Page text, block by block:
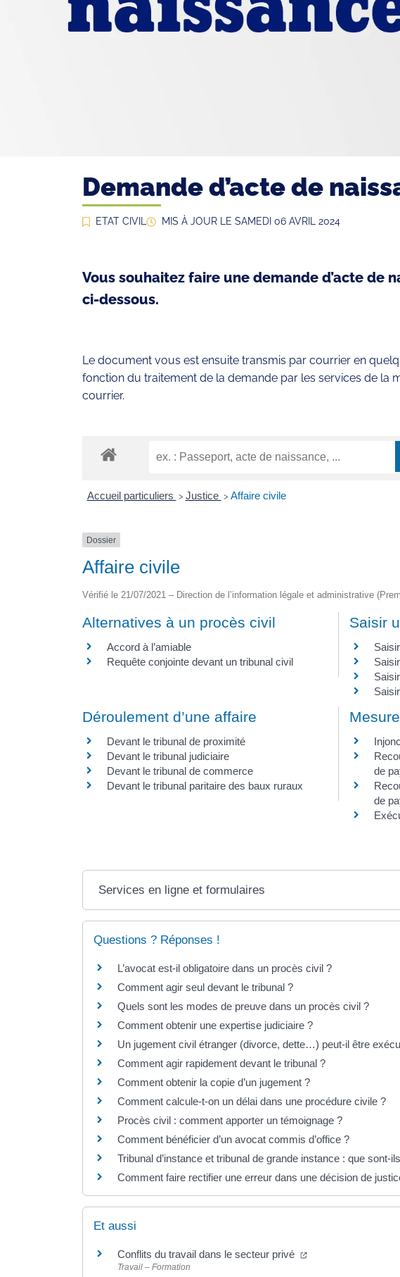
Demande d’acte de
ETAT CIVIL MIS À JOUR LE SAMEDI 06 AVRIL 2024
Vous souhaitez faire une demande d’acte de
ci-dessous.
Le document vous est ensuite transmis par courrier en
fonction du traitement de la demande par les services de la
courrier.
Accueil particuliers > Justice > Affaire civile
Dossier
Affaire civile
Vérifié le 21/07/2021 – Direction de l’information légale et administrative
Alternatives à un procès civil
Accord à l’amiable
Requête conjointe devant un tribunal civil
Saisir
Déroulement d’une affaire
Devant le tribunal de proximité
Devant le tribunal judiciaire
Devant le tribunal de commerce
Devant le tribunal paritaire des baux ruraux
de
de
Services en ligne et formulaires
Questions ? Réponses !
L’avocat est-il obligatoire dans un procès civil ?
Comment agir seul devant le tribunal ?
Quels sont les modes de preuve dans un procès civil ?
Comment obtenir une expertise judiciaire ?
Un jugement civil étranger (divorce, dette…) peut-il être
Comment agir rapidement devant le tribunal ?
Comment obtenir la copie d’un jugement ?
Comment calcule-t-on un délai dans une procédure civile ?
Procès civil : comment apporter un témoignage ?
Comment bénéficier d’un avocat commis d’office ?
Tribunal d’instance et tribunal de grande instance : que sont-
Comment faire rectifier une erreur dans une décision de
Et aussi
Conflits du travail dans le secteur privé
Travail – Formation